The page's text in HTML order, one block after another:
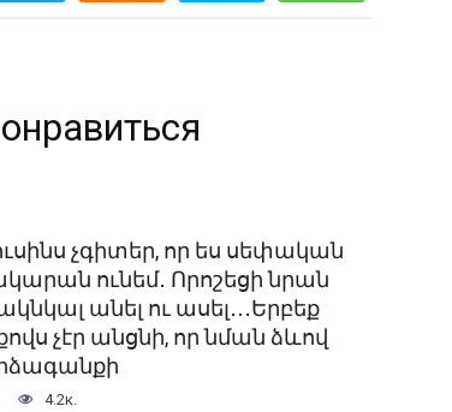
չգիտեր, որ ես սեփական
ունեմ․ Որոշեցի նրան
անել ու ասել․․․Երբեք
չէր անցնի, որ նման ձևով
4.2к.